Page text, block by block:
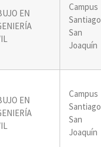
EN
Campus
Santiago
San
Joaquín
EN
Campus
Santiago
San
Joaquín